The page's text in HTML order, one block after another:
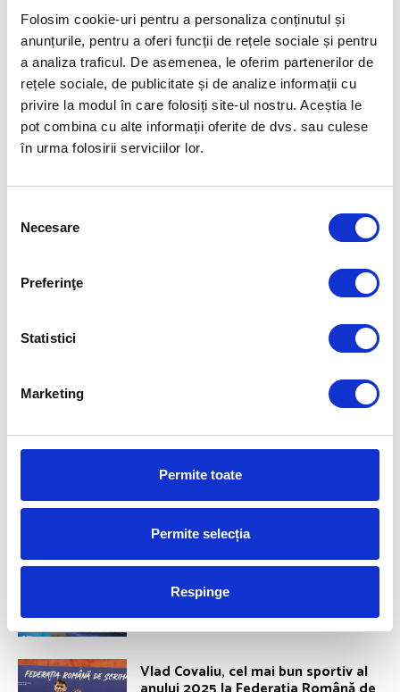
Folosim cookie-uri pentru a personaliza conținutul și
anunțurile, pentru a oferi funcții de rețele sociale și pentru
a analiza traficul. De asemenea, le oferim partenerilor de
rețele sociale, de publicitate și de analize informații cu
privire la modul în care folosiți site-ul nostru. Aceștia le
pot combina cu alte informații oferite de dvs. sau culese
în urma folosirii serviciilor lor.
consimțământului
Necesare
Preferinţe
Statistici
Marketing
Permite toate
Permite selecția
Respinge
Articolul precedent
BIANCA GHELBER, ÎN FINALĂ
LA ARUNCAREA CIOCANULUI
Articolul următor
ROMÂNIA A PIERDUT
DRAMATIC LA TENIS DE MASĂ
FUELLED BY
ROMANIA FOR GOLD
Aurelia Brădeanu a fost numită
team mager la CSM București
Vlad Covaliu, cel mai bun sportiv al